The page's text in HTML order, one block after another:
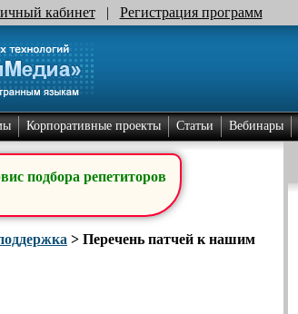
кабинет| Регистрация программ
Корпоративные проекты Статьи Вебинары
подбора репетиторов
> Перечень патчей к нашим